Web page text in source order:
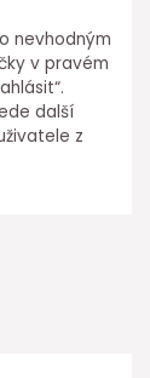
nevhodným
v pravém
další
z